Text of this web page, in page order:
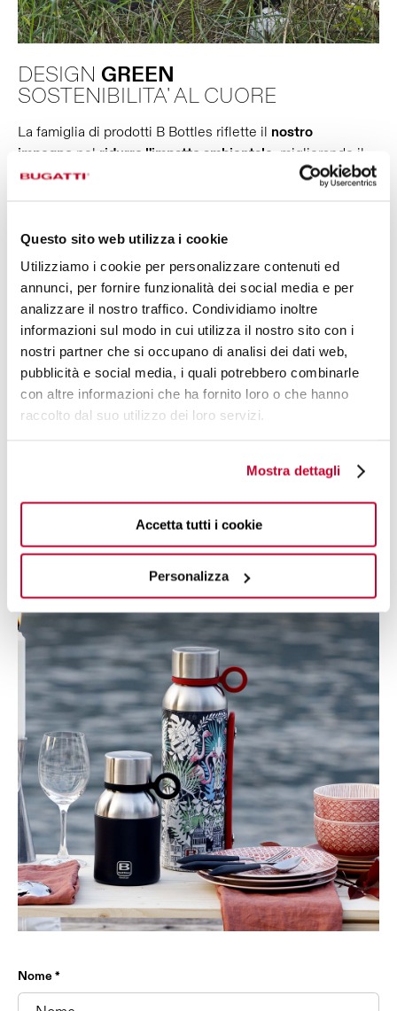
Questo sito web utilizza i cookie
Utilizziamo i cookie per personalizzare contenuti ed
annunci, per fornire funzionalità dei social media e per
analizzare il nostro traffico. Condividiamo inoltre
informazioni sul modo in cui utilizza il nostro sito con i
nostri partner che si occupano di analisi dei dati web,
pubblicità e social media, i quali potrebbero combinarle
con altre informazioni che ha fornito loro o che hanno
raccolto dal suo utilizzo dei loro servizi.
Mostra dettagli
Accetta tutti i cookie
Personalizza
DESIGN GREEN
SOSTENIBILITA' AL CUORE
La famiglia di prodotti B Bottles riflette il nostro
impegno nel ridurre l'impatto ambientale , migliorando il
benessere di tutti e la salute del nostro pianeta.
ricercati per il più basso impatto ambientale. 100% di
confezioni, che sono 100% riciclabili.
I termo firmati Casa Bugatti sono eco, riutilizzabili e
sostenibili.
BPA, BPS, ftalati free.
IL TUO STILE, SEMPRE CON TE
personalizzarela Food Jar
creazione.
lo stile che ti contraddistingue.
Nome *